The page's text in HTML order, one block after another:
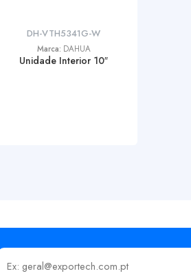
DH-VTH5341G-W
Marca: DAHUA
Unidade Interior 10″
Insira o seu email